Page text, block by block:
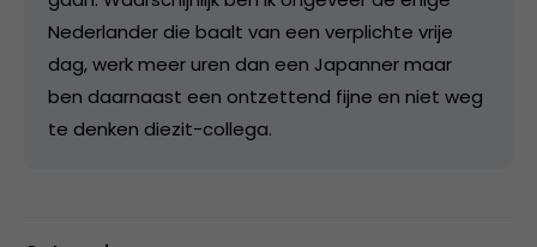
Nederlander die baalt van een verplichte vrije
dag, werk meer uren dan een Japanner maar
ben daarnaast een ontzettend fijne en niet weg
te denken diezit-collega.